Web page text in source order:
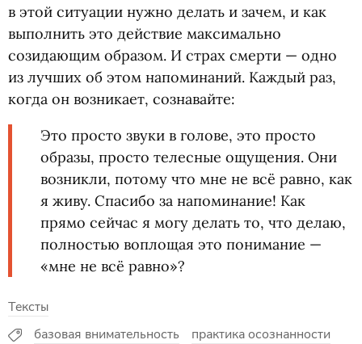
в этой ситуации нужно делать и зачем, и как
выполнить это действие максимально
созидающим образом. И страх смерти — одно
из лучших об этом напоминаний. Каждый раз,
когда он возникает, сознавайте:
Это просто звуки в голове, это просто
образы, просто телесные ощущения. Они
возникли, потому что мне не всё равно, как
я живу. Спасибо за напоминание! Как
прямо сейчас я могу делать то, что делаю,
полностью воплощая это понимание —
«мне не всё равно»?
Тексты
базовая внимательность
практика осознанности